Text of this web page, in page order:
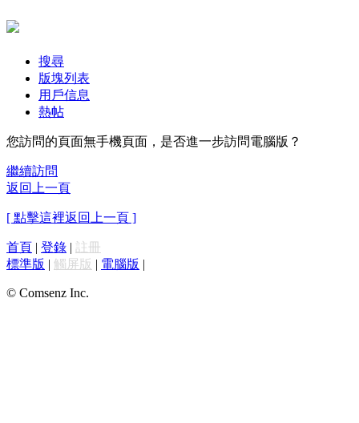
搜尋
版塊列表
用戶信息
熱帖
您訪問的頁面無手機頁面，是否進一步訪問電腦版？
繼續訪問
返回上一頁
[ 點擊這裡返回上一頁 ]
首頁 | 登錄 | 註冊
標準版 | 觸屏版 | 電腦版 |
© Comsenz Inc.